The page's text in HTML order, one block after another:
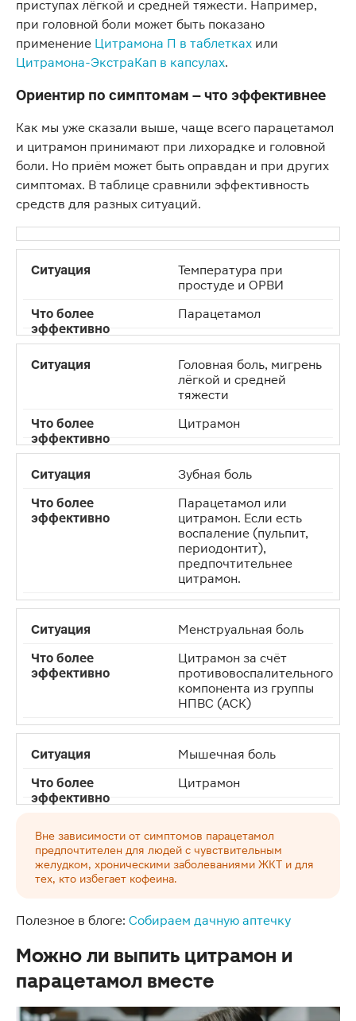
приступах лёгкой и средней тяжести. Например,
при головной боли может быть показано
применение Цитрамона П в таблетках или
Цитрамона-ЭкстраКап в капсулах.
Ориентир по симптомам – что эффективнее
Как мы уже сказали выше, чаще всего парацетамол
и цитрамон принимают при лихорадке и головной
боли. Но приём может быть оправдан и при других
симптомах. В таблице сравнили эффективность
средств для разных ситуаций.
Температура при
простуде и ОРВИ
Парацетамол
Головная боль, мигрень
лёгкой и средней
тяжести
Цитрамон
Зубная боль
Парацетамол или
цитрамон. Если есть
воспаление (пульпит,
периодонтит),
предпочтительнее
цитрамон.
Менструальная боль
Цитрамон за счёт
противовоспалительного
компонента из группы
НПВС (АСК)
Мышечная боль
Цитрамон
Вне зависимости от симптомов парацетамол
предпочтителен для людей с чувствительным
желудком, хроническими заболеваниями ЖКТ и для
тех, кто избегает кофеина.
Полезное в блоге: Собираем дачную аптечку
Можно ли выпить цитрамон и
парацетамол вместе